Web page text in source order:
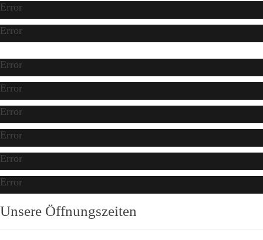
Error
Error
Error
Error
Error
Error
Error
Error
Unsere Öffnungszeiten